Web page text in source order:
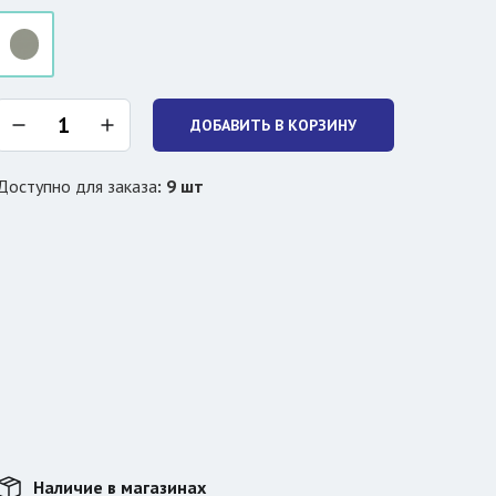
ДОБАВИТЬ В КОРЗИНУ
для заказа: 9 шт
Наличие в магазинах